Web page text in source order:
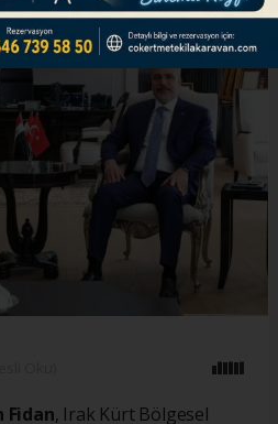
Fidan, Irak Kürt Bölgesel